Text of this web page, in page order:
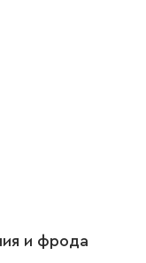
и фрода